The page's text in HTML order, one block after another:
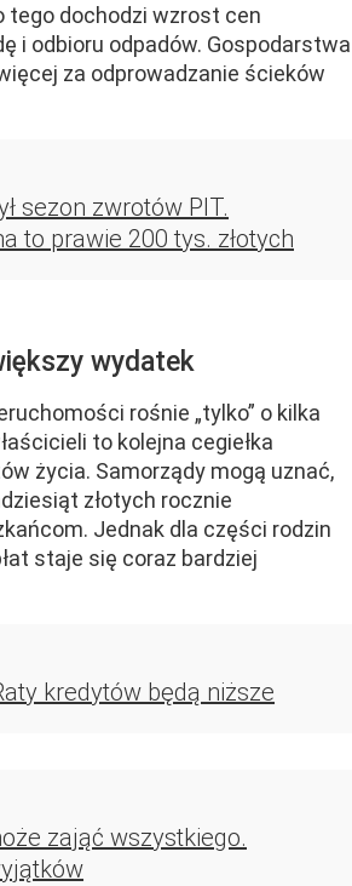
tego dochodzi wzrost cen
i odbioru odpadów. Gospodarstwa
za odprowadzanie ścieków
sezon zwrotów PIT.
to prawie 200 tys. złotych
wydatek
rośnie „tylko” o kilka
to kolejna cegiełka
życia. Samorządy mogą uznać,
złotych rocznie
Jednak dla części rodzin
staje się coraz bardziej
kredytów będą niższe
zająć wszystkiego.